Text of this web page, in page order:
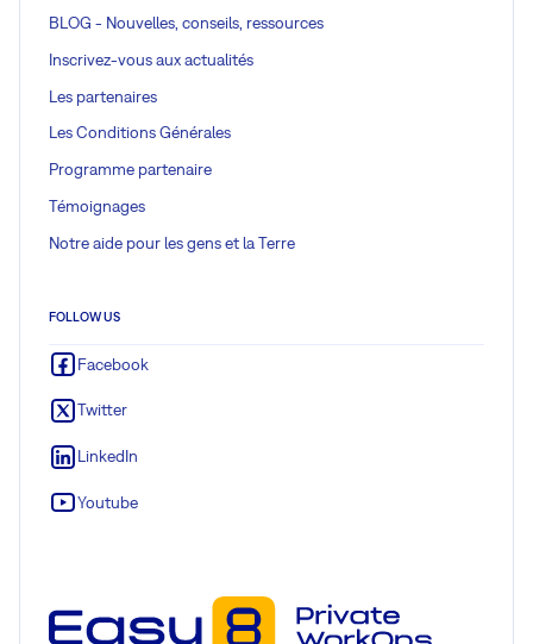
BLOG - Nouvelles, conseils, ressources
Inscrivez-vous aux actualités
Les partenaires
Les Conditions Générales
Programme partenaire
Témoignages
Notre aide pour les gens et la Terre
FOLLOW US
Facebook
Twitter
LinkedIn
Youtube